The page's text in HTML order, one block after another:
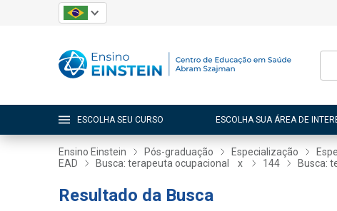
ESCOLHA SEU CURSO ESCOLHA SUA ÁREA DE
Ensino Einstein Pós-graduação Especialização
EAD
Busca: terapeuta ocupacional x 144 Busca:
Resultado da Busca